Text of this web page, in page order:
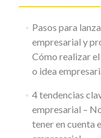
Pasos para
empresarial y
Cómo realizar
o idea
4 tendencias
empresarial –
tener en cuenta